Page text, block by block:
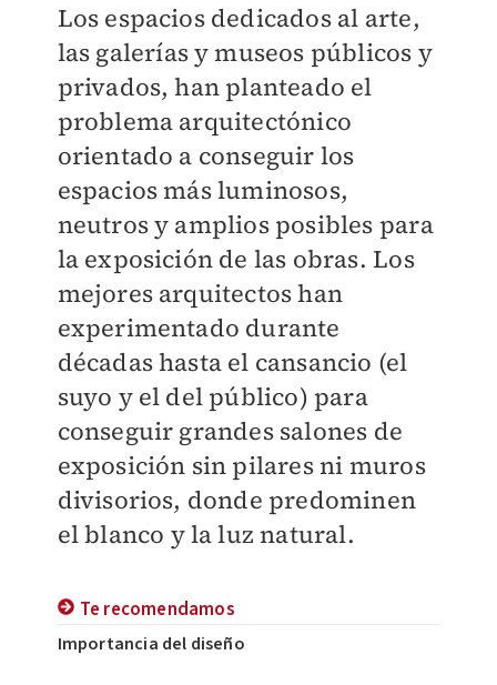
Los espacios dedicados al arte,
las galerías y museos públicos y
privados, han planteado el
problema arquitectónico
orientado a conseguir los
espacios más luminosos,
neutros y amplios posibles para
la exposición de las obras. Los
mejores arquitectos han
experimentado durante
décadas hasta el cansancio (el
suyo y el del público) para
conseguir grandes salones de
exposición sin pilares ni muros
divisorios, donde predominen
el blanco y la luz natural.
Te recomendamos
Importancia del diseño